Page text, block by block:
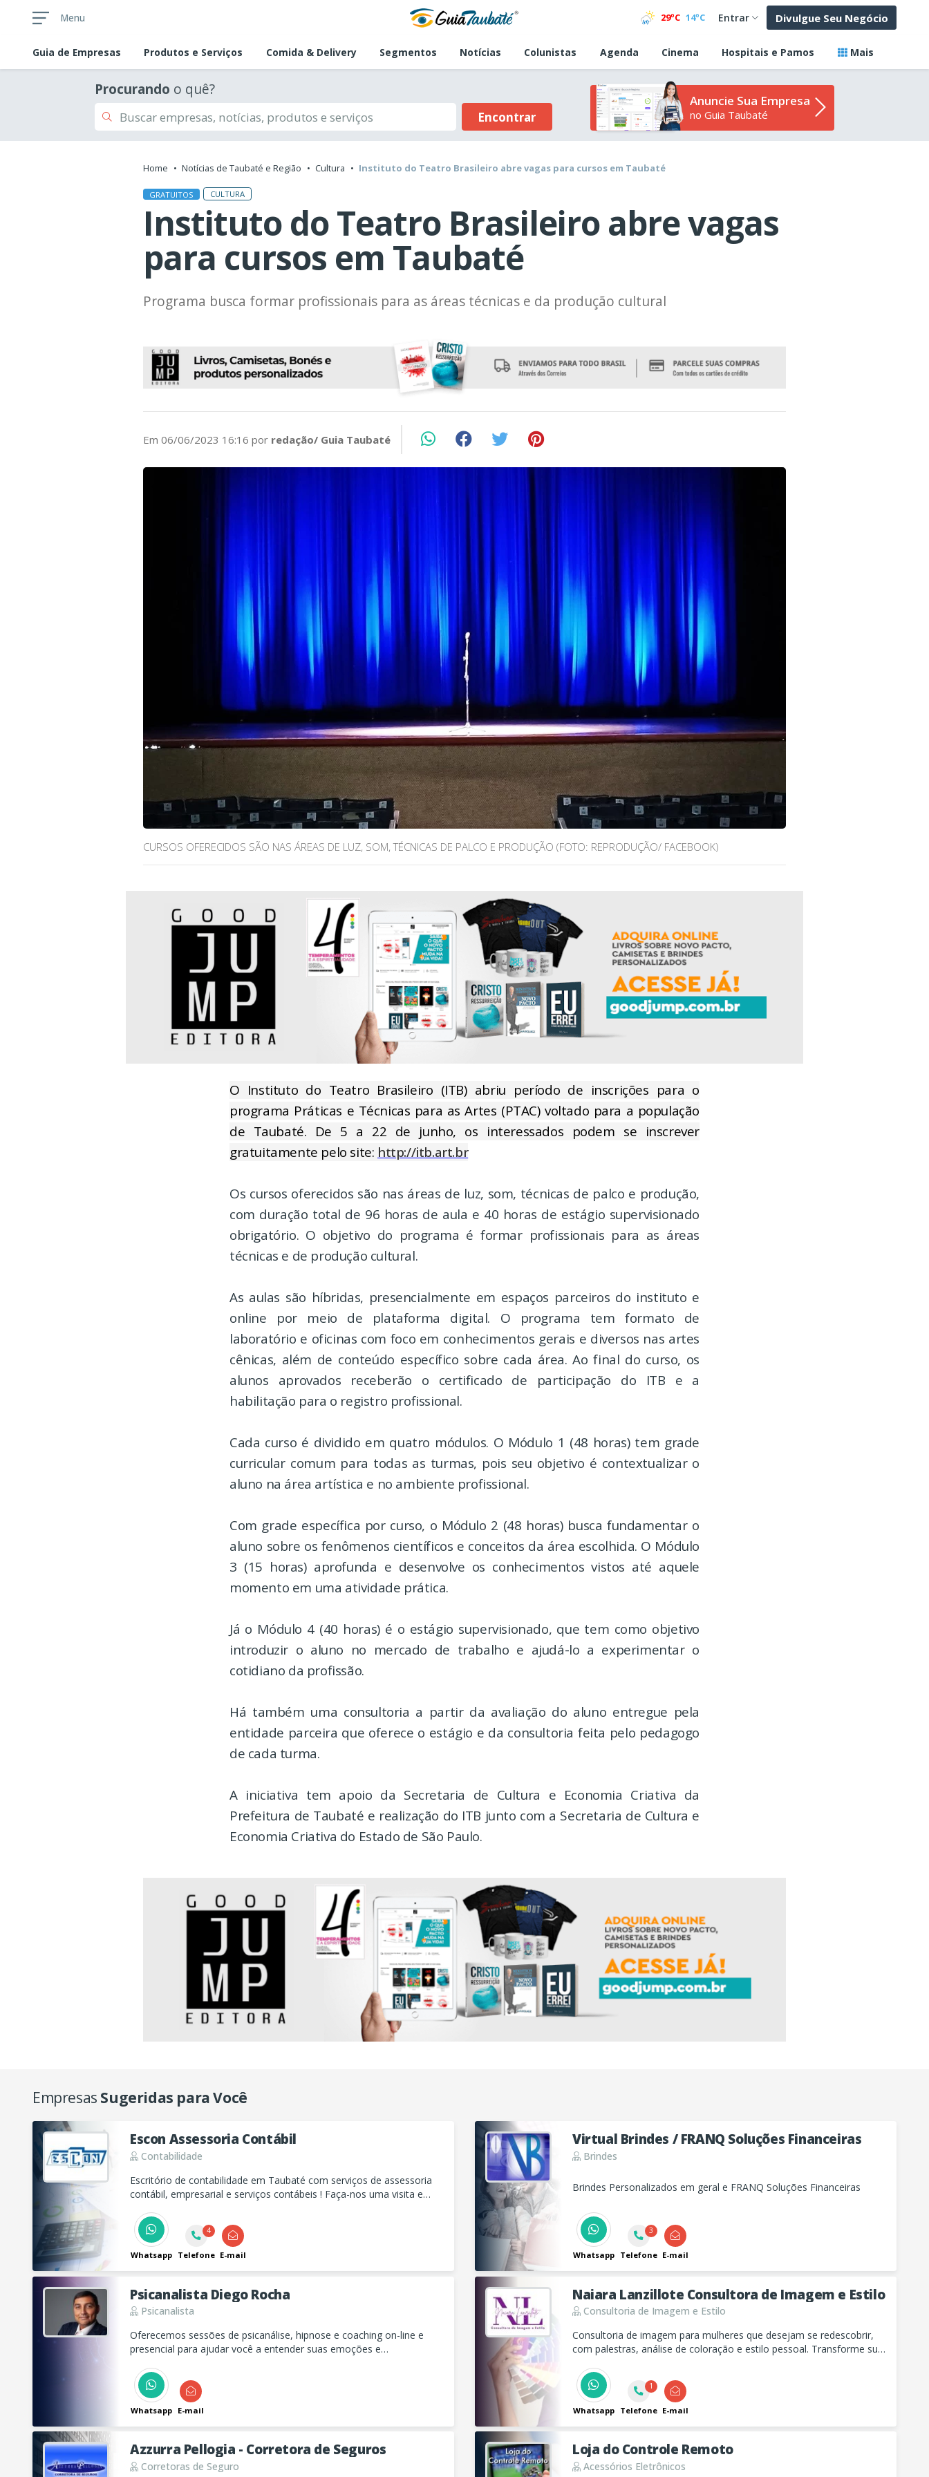
Menu 29ºC 14ºC Entrar Divulgue Seu Negócio
Guia de Empresas Produtos e Serviços Comida & Delivery Segmentos Notícias Colunistas Agenda Cinema Hospitais e Pamos Mais
Procurando o quê?
Encontrar
Anuncie Sua Empresa
no Guia Taubaté
Home Notícias de Taubaté e Região Cultura Instituto do Teatro Brasileiro abre vagas para cursos em Taubaté
GRATUITOS CULTURA
Instituto do Teatro Brasileiro abre vagas
para cursos em Taubaté
Programa busca formar profissionais para as áreas técnicas e da produção cultural
Em 06/06/2023 16:16 por redação/ Guia Taubaté
CURSOS OFERECIDOS SÃO NAS ÁREAS DE LUZ, SOM, TÉCNICAS DE PALCO E PRODUÇÃO (FOTO: REPRODUÇÃO/ FACEBOOK)
O Instituto do Teatro Brasileiro (ITB) abriu período de inscrições para o
programa Práticas e Técnicas para as Artes (PTAC) voltado para a população
de Taubaté. De 5 a 22 de junho, os interessados podem se inscrever
gratuitamente pelo site: http://itb.art.br
Os cursos oferecidos são nas áreas de luz, som, técnicas de palco e produção,
com duração total de 96 horas de aula e 40 horas de estágio supervisionado
obrigatório. O objetivo do programa é formar profissionais para as áreas
técnicas e de produção cultural.
As aulas são híbridas, presencialmente em espaços parceiros do instituto e
online por meio de plataforma digital. O programa tem formato de
laboratório e oficinas com foco em conhecimentos gerais e diversos nas artes
cênicas, além de conteúdo específico sobre cada área. Ao final do curso, os
alunos aprovados receberão o certificado de participação do ITB e a
habilitação para o registro profissional.
Cada curso é dividido em quatro módulos. O Módulo 1 (48 horas) tem grade
curricular comum para todas as turmas, pois seu objetivo é contextualizar o
aluno na área artística e no ambiente profissional.
Com grade específica por curso, o Módulo 2 (48 horas) busca fundamentar o
aluno sobre os fenômenos científicos e conceitos da área escolhida. O Módulo
3 (15 horas) aprofunda e desenvolve os conhecimentos vistos até aquele
momento em uma atividade prática.
Já o Módulo 4 (40 horas) é o estágio supervisionado, que tem como objetivo
introduzir o aluno no mercado de trabalho e ajudá-lo a experimentar o
cotidiano da profissão.
Há também uma consultoria a partir da avaliação do aluno entregue pela
entidade parceira que oferece o estágio e da consultoria feita pelo pedagogo
de cada turma.
A iniciativa tem apoio da Secretaria de Cultura e Economia Criativa da
Prefeitura de Taubaté e realização do ITB junto com a Secretaria de Cultura e
Economia Criativa do Estado de São Paulo.
Empresas Sugeridas para Você
Escon Assessoria Contábil
Contabilidade
Escritório de contabilidade em Taubaté com serviços de assessoria
contábil, empresarial e serviços contábeis ! Faça-nos uma visita e
Whatsapp
4
Telefone E-mail
Virtual Brindes / FRANQ Soluções Financeiras
Brindes
Brindes Personalizados em geral e FRANQ Soluções Financeiras
Whatsapp
3
Telefone E-mail
Psicanalista Diego Rocha
Psicanalista
Oferecemos sessões de psicanálise, hipnose e coaching on-line e
presencial para ajudar você a entender suas emoções e
emocional.
Whatsapp E-mail
Naiara Lanzillote Consultora de Imagem e Estilo
Consultoria de Imagem e Estilo
Consultoria de imagem para mulheres que desejam se redescobrir,
com palestras, análise de coloração e estilo pessoal. Transforme sua
Whatsapp
1
Telefone E-mail
Azzurra Pellogia - Corretora de Seguros
Corretoras de Seguro
Loja do Controle Remoto
Acessórios Eletrônicos